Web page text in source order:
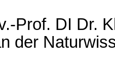
Prof. DI Dr.
der